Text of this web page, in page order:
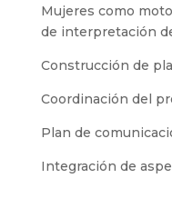
Mujeres como
de interpretación
Construcción de
Coordinación del
Plan de
Integración de